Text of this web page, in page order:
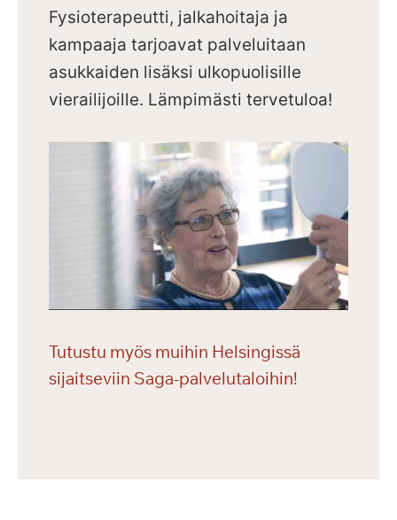
Fysioterapeutti, jalkahoitaja ja
kampaaja tarjoavat palveluitaan
asukkaiden lisäksi ulkopuolisille
vierailijoille. Lämpimästi tervetuloa!
Tutustu myös muihin Helsingissä
sijaitseviin Saga-palvelutaloihin!